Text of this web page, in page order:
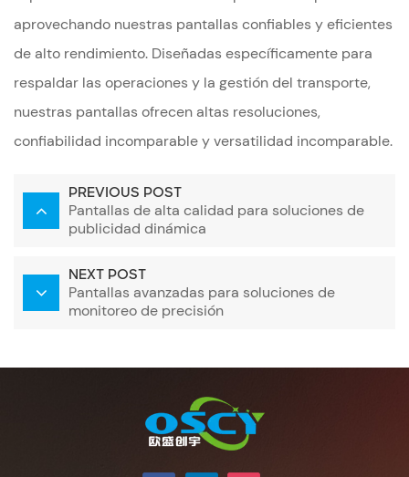
aprovechando nuestras pantallas confiables y eficientes
de alto rendimiento. Diseñadas específicamente para
respaldar las operaciones y la gestión del transporte,
nuestras pantallas ofrecen altas resoluciones,
confiabilidad incomparable y versatilidad incomparable.
PREVIOUS POST
Pantallas de alta calidad para soluciones de
publicidad dinámica
NEXT POST
Pantallas avanzadas para soluciones de
monitoreo de precisión